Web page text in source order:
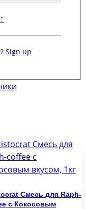
Смесь для Raph-
с Кокосовым
Sign up